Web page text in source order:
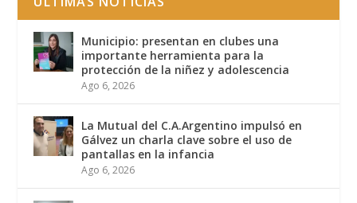
Municipio: presentan en clubes una
importante herramienta para la
protección de la niñez y adolescencia
Ago 6, 2026
La Mutual del C.A.Argentino impulsó en
Gálvez un charla clave sobre el uso de
pantallas en la infancia
Ago 6, 2026